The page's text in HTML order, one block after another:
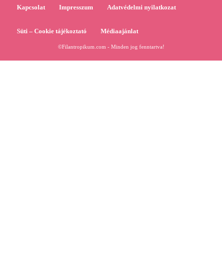
Kapcsolat Impresszum Adatvédelmi nyilatkozat
Süti – Cookie tájékoztató Médiaajánlat
©Filantropikum.com - Minden jog fenntartva!